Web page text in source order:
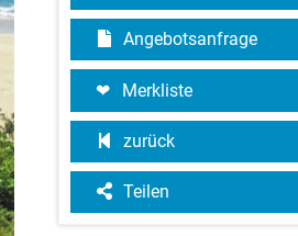
Angebotsanfrage
Merkliste
zurück
Teilen